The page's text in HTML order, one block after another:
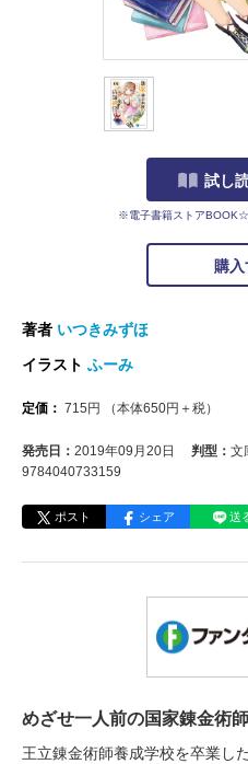
試し
※電子書籍ストア
購
著者 いつきみずほ
イラスト ふーみ
定価： 715 円 （本体650円＋税）
発売日： 2019年09月20日 判型： 文
9784040733159
ポスト シェア 送
めざせ一人前の国家錬金術師
王立錬金術師養成学校を卒業し